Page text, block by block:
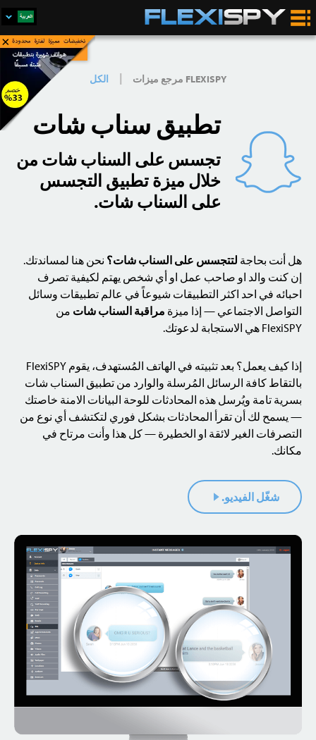
اشتري الآن×
FLEXISPY مرجع ميزات | الكل
تطبيق سناب شات
تجسس على السناب شات من
خلال ميزة تطبيق التجسس
على السناب شات.
هل أنت بحاجة لتتجسس على السناب شات؟ نحن هنا لمساندتك.
إن كنت والد او صاحب عمل او أي شخص يهتم لكيفية تصرف
احبائه في احد اكثر التطبيقات شيوعاً في عالم تطبيقات وسائل
التواصل الاجتماعي — إذا ميزة مراقبة السناب شات من
FlexiSPY هي الاستجابة لدعوتك.
إذا كيف يعمل؟ بعد تثبيته في الهاتف المُستهدف، يقوم FlexiSPY
بالتقاط كافة الرسائل المُرسلة والوارد من تطبيق السناب شات
بسرية تامة ويُرسل هذه المحادثات للوحة البيانات الامنة خاصتك
— يسمح لك أن تقرأ المحادثات بشكل فوري لتكتشف أي نوع من
التصرفات الغير لائقة او الخطيرة — كل هذا وأنت مرتاح في
مكانك.
شغّل الفيديو.